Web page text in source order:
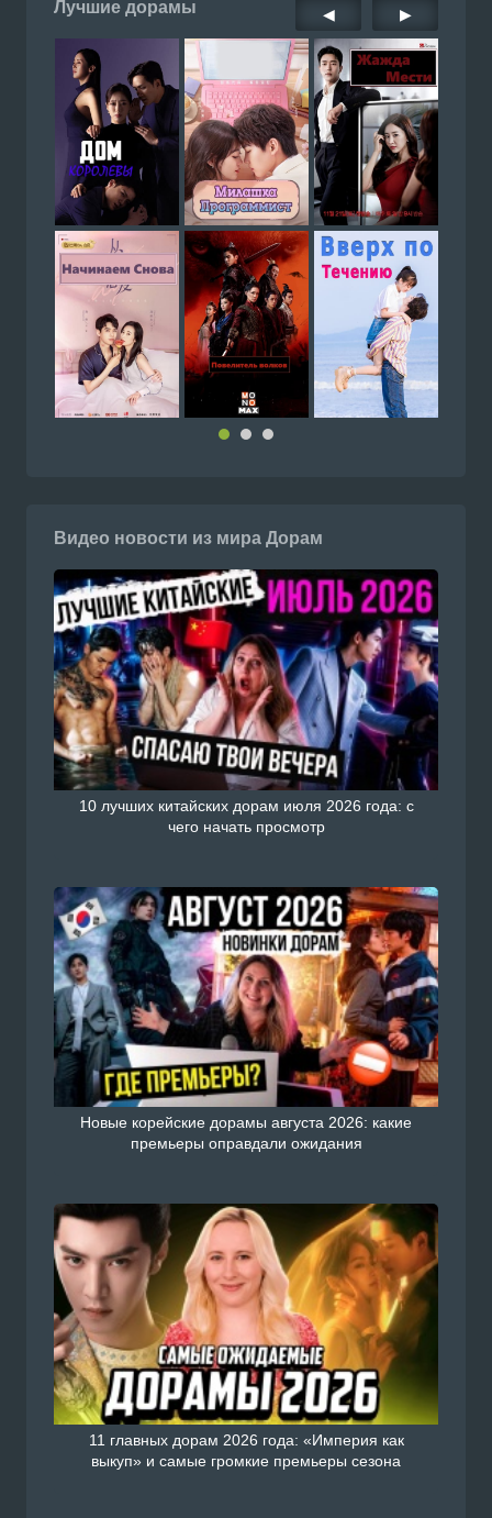
Лучшие дорамы ◀ ▶
Видео новости из мира Дорам
10 лучших китайских дорам июля 2026 года: с
чего начать просмотр
Новые корейские дорамы августа 2026: какие
премьеры оправдали ожидания
11 главных дорам 2026 года: «Империя как
выкуп» и самые громкие премьеры сезона